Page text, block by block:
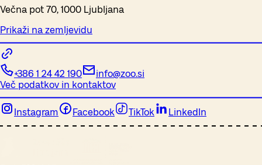
Večna pot 70, 1000 Ljubljana
Prikaži na zemljevidu
+386 1 24 42 190
info@zoo.si
Več podatkov in kontaktov
Instagram Facebook TikTok LinkedIn